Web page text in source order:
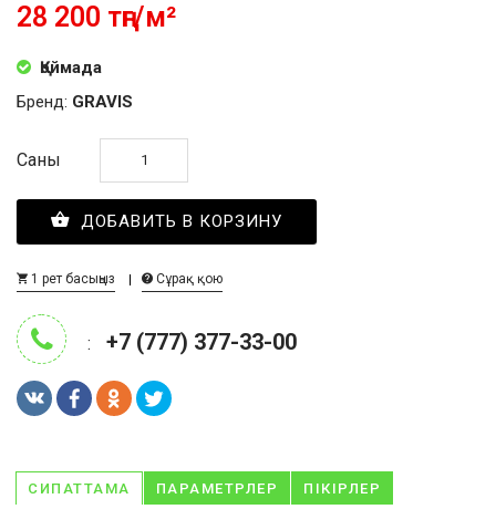
28 200 тңг/м²
Қоймада
Бренд: GRAVIS
Саны
ДОБАВИТЬ В КОРЗИНУ
1 рет басыңыз Сұрақ қою
: +7 (777) 377-33-00
СИПАТТАМА ПАРАМЕТРЛЕР ПІКІРЛЕР